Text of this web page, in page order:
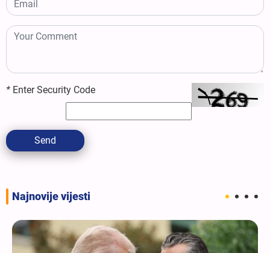
* Enter Security Code
Send
Najnovije vijesti